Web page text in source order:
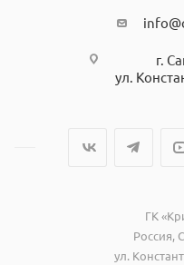
г.
ул.
ГК
Россия,
ул.